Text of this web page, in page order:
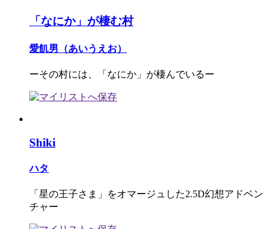
「なにか」が棲む村
愛飢男（あいうえお）
ーその村には、「なにか」が棲んでいるー
Shiki
ハタ
「星の王子さま」をオマージュした2.5D幻想アドベン
チャー